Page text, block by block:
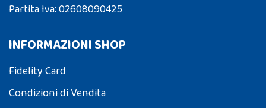
Partita Iva: 02608090425
INFORMAZIONI SHOP
Fidelity Card
Condizioni di Vendita